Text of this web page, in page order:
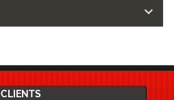
CLIENTS